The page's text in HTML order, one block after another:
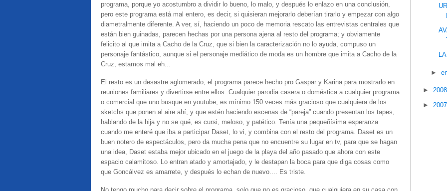
programa, porque yo acostumbro a dividir lo bueno, lo malo, y después lo enlazo en una conclusión,
pero este programa está mal entero, es decir, si quisieran mejorarlo deberían tirarlo y empezar con algo
diametralmente diferente. A ver, sí, haciendo un poco de memoria rescato las entrevistas centrales que
están bien guinadas, parecen hechas por una persona ajena al resto del programa; y obviamente
felicito al que imita a Cacho de la Cruz, que si bien la caracterización no lo ayuda, compuso un
personaje fantástico, aunque si el personaje mediático de moda es un hombre que imita a Cacho de la
Cruz, estamos mal eh...
El resto es un desastre aglomerado, el programa parece hecho pro Gaspar y Karina para mostrarlo en
reuniones familiares y divertirse entre ellos. Cualquier parodia casera o doméstica a cualquier programa
o comercial que uno busque en youtube, es mínimo 150 veces más gracioso que cualquiera de los
sketchs que ponen al aire ahí, y que estén haciendo escenas de “pareja” cuando presentan los tapes,
hablando de la hija y no se qué, es cursi, meloso, y patético. Tenía una pequeñísima esperanza
cuando me enteré que iba a participar Daset, lo vi, y combina con el resto del programa. Daset es un
buen notero de espectáculos, pero da mucha pena que no encuentre su lugar en tv, para que se hagan
una idea, Daset estaba mejor ubicado en el juego de la playa del año pasado que ahora con este
espacio calamitoso. Lo entran atado y amortajado, y le destapan la boca para que diga cosas como
que Goncálvez es amarrete, y después lo echan de nuevo.... Es triste.
►
►
►